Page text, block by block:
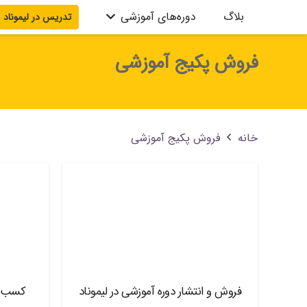
بلاگ دوره‌های آموزشی تدریس در لیموناد
فروش پکیج آموزشی
خانه فروش پکیج آموزشی
فروش و انتشار دوره آموزشی در لیموناد کسب